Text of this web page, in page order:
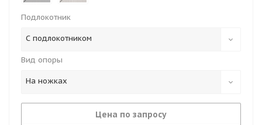
Подлокотник
С подлокотником
Вид опоры
На ножках
Цена по запросу